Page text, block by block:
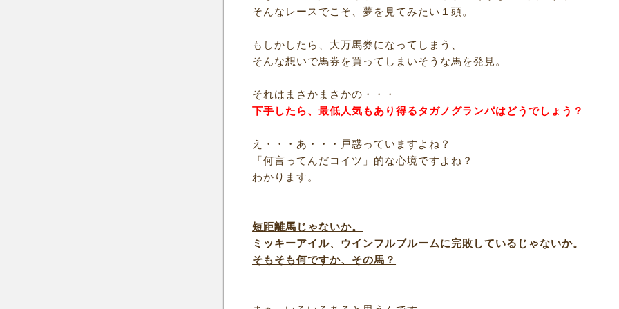
そんなレースでこそ、夢を見てみたい１頭。
もしかしたら、大万馬券になってしまう、
そんな想いで馬券を買ってしまいそうな馬を発見。
それはまさかまさかの・・・
下手したら、最低人気もあり得るタガノグランパはどうでしょう？
え・・・あ・・・戸惑っていますよね？
「何言ってんだコイツ」的な心境ですよね？
わかります。
短距離馬じゃないか。
ミッキーアイル、ウインフルブルームに完敗しているじゃないか。
そもそも何ですか、その馬？